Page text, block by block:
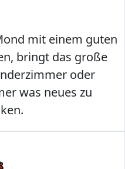
mit einem guten
bringt das große
oder
was neues zu